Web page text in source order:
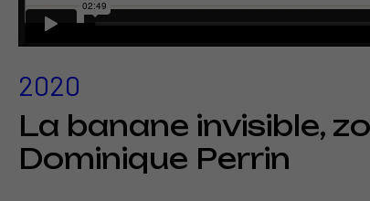
2020
La banane invisible,
Dominique Perrin